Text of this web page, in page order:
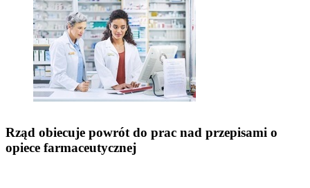
Rząd obiecuje powrót do prac nad przepisami o
opiece farmaceutycznej